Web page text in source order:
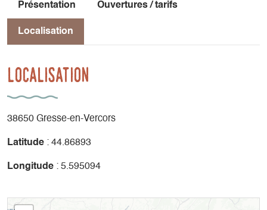
Présentation Ouvertures / tarifs
Localisation
Localisation
38650 Gresse-en-Vercors
Latitude : 44.86893
Longitude : 5.595094